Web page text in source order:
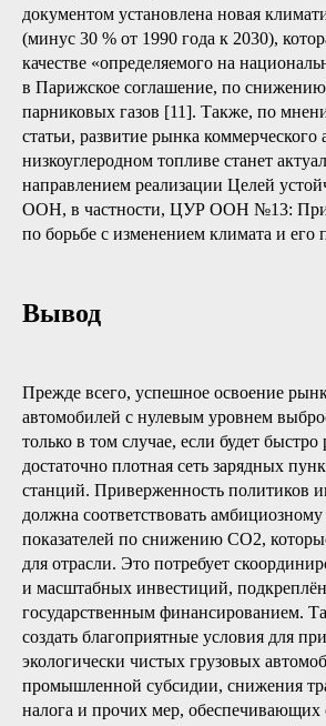
документом установлена новая
(минус 30 % от 1990 года к 2030),
качестве «определяемого на
в Парижское соглашение, по
парниковых газов [11]. Также, по
статьи, развитие рынка коммерческого
низкоуглеродном топливе станет
направлением реализации Целей
ООН, в частности, ЦУР ООН №13:
по борьбе с изменением климата и его
Вывод
Прежде всего, успешное освоение
автомобилей с нулевым уровнем
только в том случае, если будет быстро
достаточно плотная сеть зарядных
станций. Приверженность политиков
должна соответствовать
показателей по снижению CO2,
для отрасли. Это потребует
и масштабных инвестиций,
государственным финансированием.
создать благоприятные условия для
экологически чистых грузовых
промышленной субсидии, снижения
налога и прочих мер, обеспечивающих